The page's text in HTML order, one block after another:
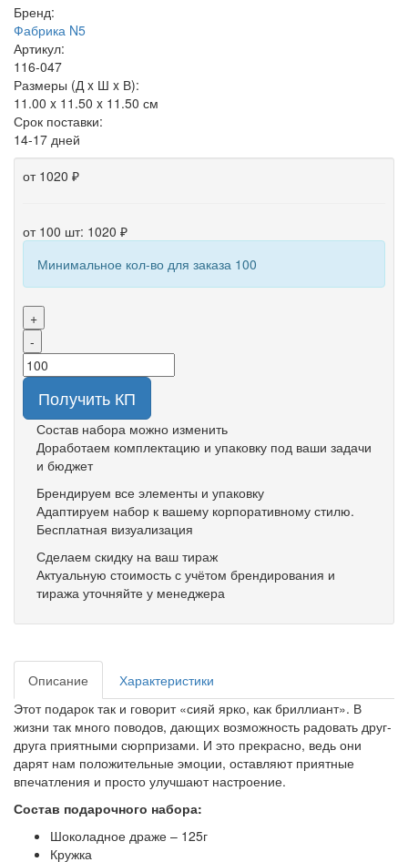
Бренд:
Фабрика N5
Артикул:
116-047
Размеры (Д x Ш x В):
11.00 x 11.50 x 11.50 см
Срок поставки:
14-17 дней
от 1020 ₽
от 100 шт: 1020 ₽
Минимальное кол-во для заказа 100
+
-
Получить КП
Состав набора можно изменить
Доработаем комплектацию и упаковку под ваши задачи
и бюджет
Брендируем все элементы и упаковку
Адаптируем набор к вашему корпоративному стилю.
Бесплатная визуализация
Сделаем скидку на ваш тираж
Актуальную стоимость с учётом брендирования и
тиража уточняйте у менеджера
Описание
Характеристики
Этот подарок так и говорит «сияй ярко, как бриллиант». В
жизни так много поводов, дающих возможность радовать друг-
друга приятными сюрпризами. И это прекрасно, ведь они
дарят нам положительные эмоции, оставляют приятные
впечатления и просто улучшают настроение.
Состав подарочного набора:
Шоколадное драже – 125г
Кружка